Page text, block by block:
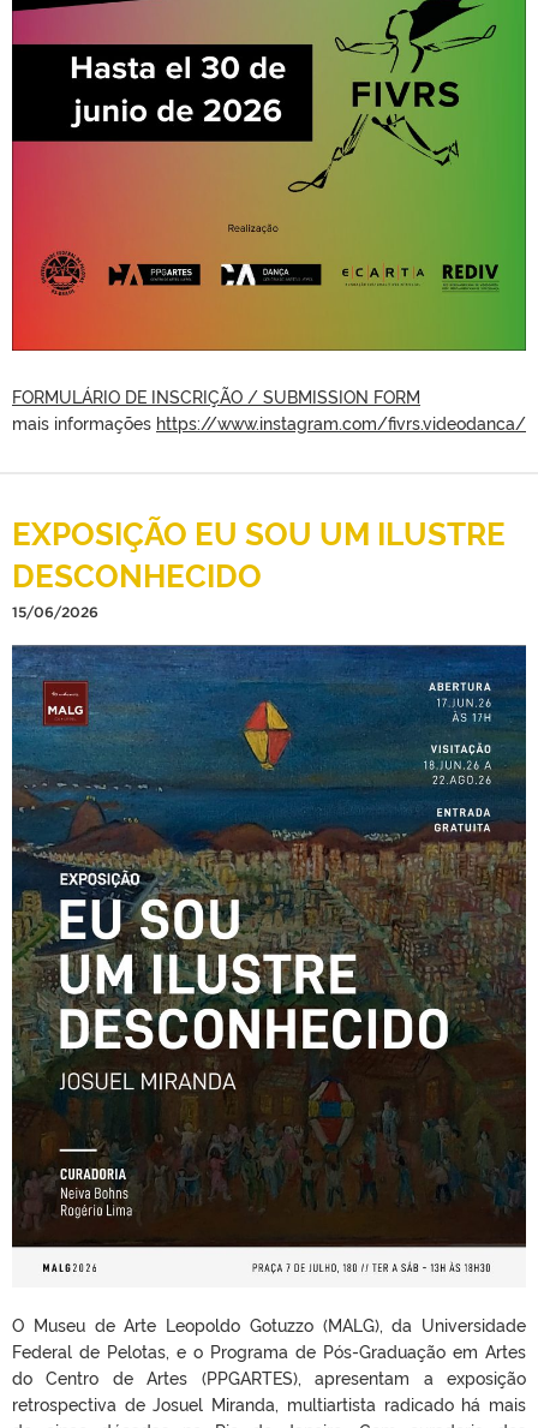
FORMULÁRIO DE INSCRIÇÃO / SUBMISSION FORM
mais informações https://www.instagram.com/fivrs.videodanca/
EXPOSIÇÃO EU SOU UM ILUSTRE
DESCONHECIDO
15/06/2026
O Museu de Arte Leopoldo Gotuzzo (MALG), da Universidade
Federal de Pelotas, e o Programa de Pós-Graduação em Artes
do Centro de Artes (PPGARTES), apresentam a exposição
retrospectiva de Josuel Miranda, multiartista radicado há mais